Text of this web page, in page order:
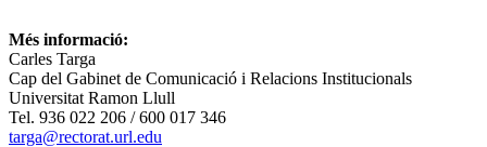
Més informació:
Carles Targa
Cap del Gabinet de Comunicació i Relacions Institucionals
Universitat Ramon Llull
Tel. 936 022 206 / 600 017 346
targa@rectorat.url.edu